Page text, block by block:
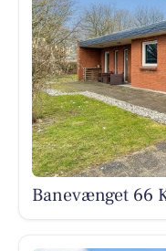
Banevænget 66